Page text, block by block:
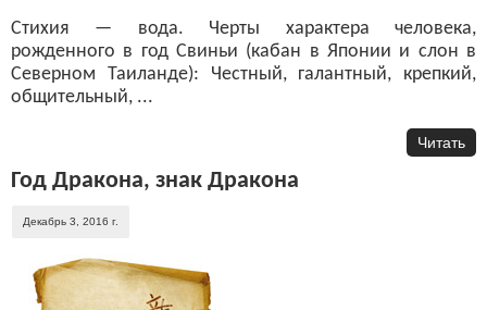
Стихия — вода. Черты характера человека,
рожденного в год Свиньи (кабан в Японии и слон в
Северном Таиланде): Честный, галантный, крепкий,
общительный, ...
Читать
Год Дракона, знак Дракона
Декабрь 3, 2016 г.